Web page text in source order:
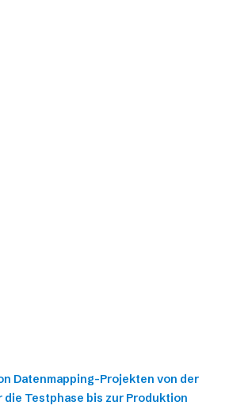
Datenmapping-Projekten von der
Testphase bis zur Produktion